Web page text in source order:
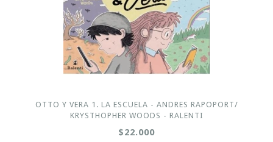
OTTO Y VERA 1. LA ESCUELA - ANDRES RAPOPORT/
KRYSTHOPHER WOODS - RALENTI
$22.000